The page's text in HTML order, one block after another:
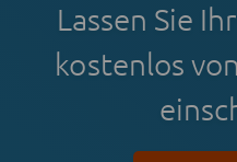
Lassen Sie
kostenlos